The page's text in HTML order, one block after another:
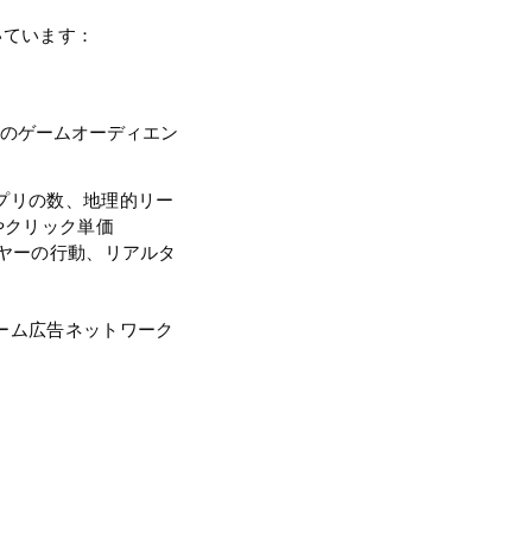
います：
ゲームオーディエン
リの数、地理的リー
リック単価
ーの行動、リアルタ
ム広告ネットワーク